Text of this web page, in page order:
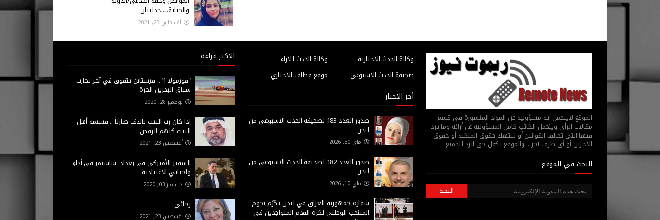
والجباية.....جدليتان
أغسطس 23, 2021
الموقع لايتحمل أية مسؤولية عن المواد المنشورة في قسم
مقالات الرأي ويتحمل الكاتب كامل المسؤولية عن أرائه وما يرد
فيها التي تخالف القوانين أو تنتهك حقوق الملكية أو حقوق
الآخرين أو أي طرف آخر .. والموقع يكفل حق الرد للجميع
البحث في الموقع
وكالة الحدث للآراء
وكالة الحدث الاخبارية
موقع قطاف الاخباري
صحيفة الحدث الاسبوعي
أخر الاخبار
صدور العدد 183 لصحيفة الحدث الاسبوعي من
لندن
ماي 30, 2026
صدور العدد 182 لصحيفة الحدث الاسبوعي من
لندن
ماي 10, 2026
سفارة جمهورية العراق في لندن تكرّم نجوم
المنتخب الوطني لكرة القدم المتواجدين في
الاكثر قراءة
"فورمولا 1".. فرستابن يتفوق في آخر تجارب
سباق البحرين الحرة
نوفمبر 28, 2020
إذا كان رب البيت بالدف ضارباً .. فشيمة أهل
البيت كلهم الرقص
أغسطس 23, 2021
السفير الأميركي في بغداد: ساستمر في أداءِ
واجباتي الاعتيادية
ديسمبر 03, 2020
رجائي
أغسطس 23, 2021